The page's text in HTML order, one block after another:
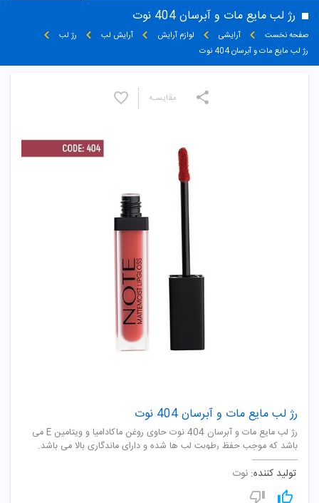
رژ لب مایع مات و آبرسان 404 نوت
صفحه نخست آرایشی لوازم آرایش آرایش لب
رژ لب
رژ لب مایع مات و آبرسان 404 نوت
رژ لب مایع مات و آبرسان 404 نوت
رژ لب مایع مات و آبرسان 404 نوت حاوی روغن ماکادامیا و ویتامین E می
باشد که موجب حفظ رطوبت لب ها شده و دارای ماندگاری بالا می باشد.
تولید کننده: نوت
مقایسـه